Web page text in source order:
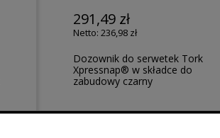
291,49 zł
236,98 zł
Dozownik do serwetek Tork
Xpressnap® w składce do
zabudowy czarny